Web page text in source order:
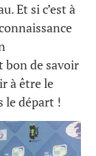
Et si c’est à
bon de savoir
à être le
le départ !